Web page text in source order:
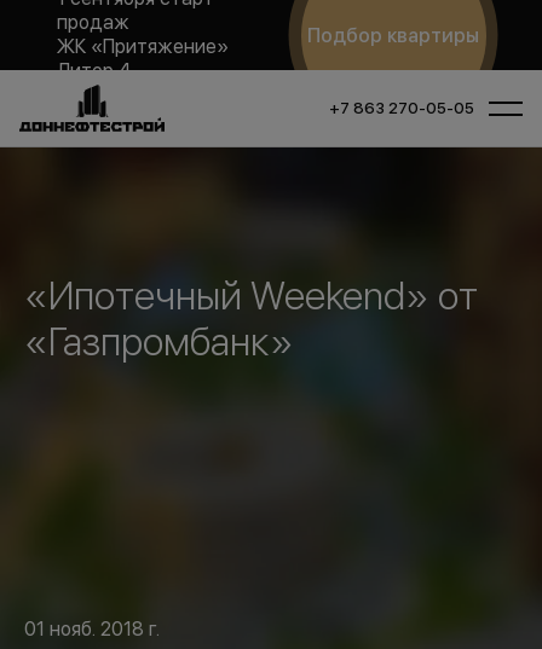
продаж
ЖК «Притяжение»
Литер 4
Подбор квартиры
+7 863 270-05-05
«Ипотечный Weekend» от
«Газпромбанк»
01 нояб. 2018 г.